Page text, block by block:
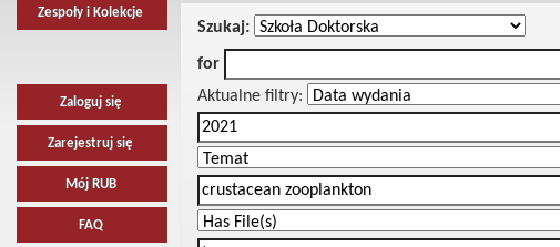
Zespoły i Kolekcje
Zaloguj się
Zarejestruj się
Mój RUB
FAQ
Szukaj:
for
Aktualne filtry: